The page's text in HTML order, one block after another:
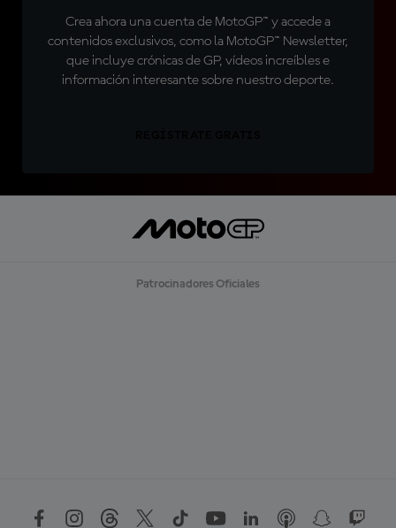
Crea ahora una cuenta de MotoGP™ y accede a
contenidos exclusivos, como la MotoGP™ Newsletter,
que incluye crónicas de GP, vídeos increíbles e
información interesante sobre nuestro deporte.
Patrocinadores Oficiales